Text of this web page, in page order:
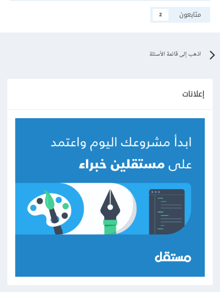
متابعون
2
اذهب إلى قائمة الأسئلة
إعلانات